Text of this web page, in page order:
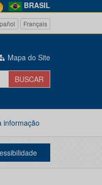
BRASIL
Français
Mapa do Site
informação